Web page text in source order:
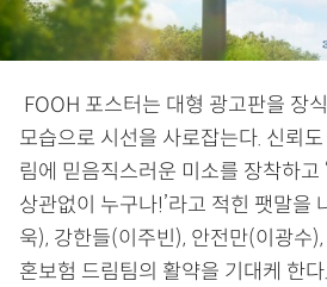
FOOH 포스터는 대형 광고판을 장
모습으로 시선을 사로잡는다. 신뢰
림에 믿음직스러운 미소를 장착하고
상관없이 누구나!’라고 적힌 팻말을
욱), 강한들(이주빈), 안전만(이광수
혼보험 드림팀의 활약을 기대케 한다.